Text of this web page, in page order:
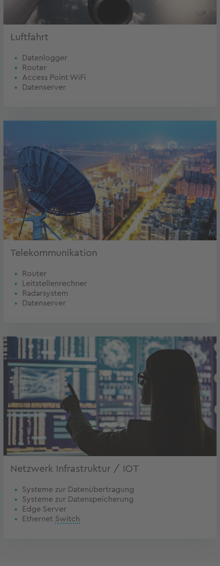
Luftfahrt
Datenlogger
Router
Access Point WiFi
Datenserver
Telekommunikation
Router
Leitstellenrechner
Radarsystem
Datenserver
Netzwerk Infrastruktur / IOT
Systeme zur Datenübertragung
Systeme zur Datenspeicherung
Edge Server
Ethernet Switch